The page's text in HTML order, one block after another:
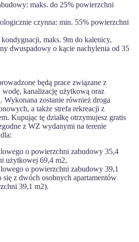
maks. do 25% powierzchni
czynna: min. 55% powierzchni
maks. 9m do kalenicy,
dwuspadowy o kącie nachylenia od 35
będą prace związane z
wodę, kanalizację użytkową oraz
Wykonana zostanie również droga
a także strefa rekreacji z
Kupując tę działkę otrzymujesz gratis
z WZ wydanymi na terenie
o powierzchni zabudowy 35,4
użytkowej 69,4 m2,
o powierzchni zabudowy 39,1
się z dwóch osobnych apartamentów
39,1 m2).